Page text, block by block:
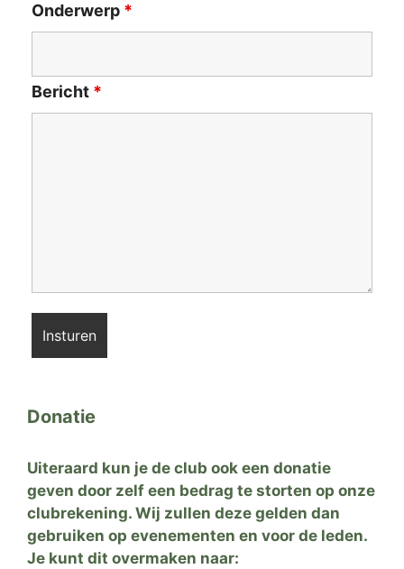
Onderwerp *
Bericht *
Donatie
Uiteraard kun je de club ook een donatie
geven door zelf een bedrag te storten op onze
clubrekening. Wij zullen deze gelden dan
gebruiken op evenementen en voor de leden.
Je kunt dit overmaken naar: